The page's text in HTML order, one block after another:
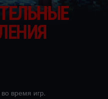
время игр.